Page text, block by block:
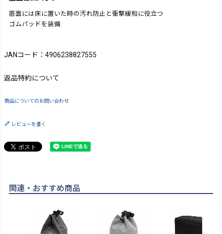
底面には床に置いた時の汚れ防止と衝撃緩和に役立つ
ゴムパッドを装備
JANコード：4906238827555
返品特約について
商品についてのお問い合わせ
レビューを書く
関連・おすすめ商品